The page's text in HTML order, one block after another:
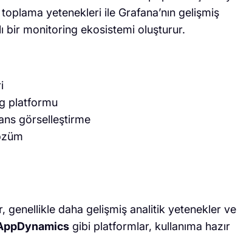
yetenekleri ile Grafana’nın gelişmiş
bir monitoring ekosistemi oluşturur.
platformu
görselleştirme
genellikle daha gelişmiş analitik yetenekler ve
gibi platformlar, kullanıma hazır